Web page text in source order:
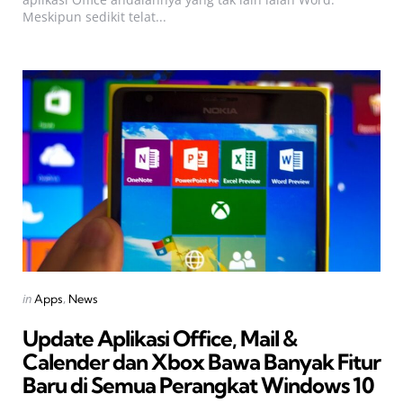
Meskipun sedikit telat...
Categories
Posted
inApps News
Update Aplikasi Office, Mail &
Calender dan Xbox Bawa Banyak Fitur
Baru di Semua Perangkat Windows 10